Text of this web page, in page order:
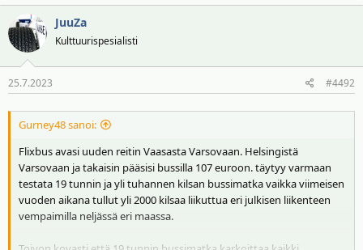
a
k
t
i
o
t
JuuZa
Kulttuurispesialisti
25.7.2023 #4492
Gurney48 sanoi:
Flixbus avasi uuden reitin Vaasasta Varsovaan. Helsingistä
Varsovaan ja takaisin pääsisi bussilla 107 euroon. täytyy varmaan
testata 19 tunnin ja yli tuhannen kilsan bussimatka vaikka viimeisen
vuoden aikana tullut yli 2000 kilsaa liikuttua eri julkisen liikenteen
vempaimilla neljässä eri maassa.